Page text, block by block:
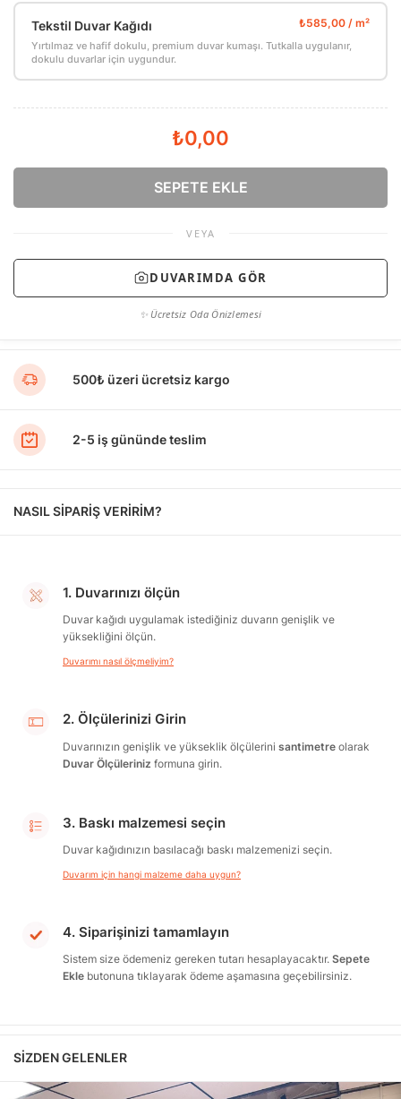
Tekstil Duvar Kağıdı
Yırtılmaz ve hafif dokulu, premium duvar kumaşı. Tutkalla uygulanır,
dokulu duvarlar için uygundur.
₺0,00
SEPETE EKLE
VEYA
DUVARIMDA GÖR
✨ Ücretsiz Oda Önizlemesi
500₺ üzeri ücretsiz kargo
2-5 iş gününde teslim
NASIL SİPARİŞ VERİRİM?
1. Duvarınızı ölçün
Duvar kağıdı uygulamak istediğiniz duvarın genişlik ve
yüksekliğini ölçün.
Duvarımı nasıl ölçmeliyim?
2. Ölçülerinizi Girin
Duvarınızın genişlik ve yükseklik ölçülerini santimetre olarak
Duvar Ölçüleriniz formuna girin.
3. Baskı malzemesi seçin
Duvar kağıdınızın basılacağı baskı malzemenizi seçin.
Duvarım için hangi malzeme daha uygun?
4. Siparişinizi tamamlayın
Sistem size ödemeniz gereken tutarı hesaplayacaktır. Sepete
Ekle butonuna tıklayarak ödeme aşamasına geçebilirsiniz.
SIZDEN GELENLER